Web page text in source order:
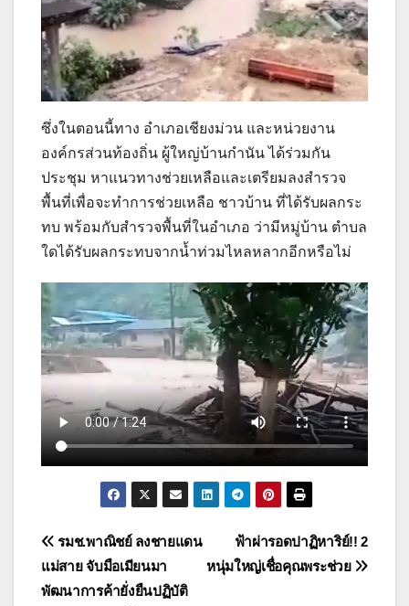
ซึ่งในตอนนี้ทาง อำเภอเชียงม่วน และหน่วยงาน
องค์กรส่วนท้องถิ่น ผู้ใหญ่บ้านกำนัน ได้ร่วมกัน
ประชุม หาแนวทางช่วยเหลือและเตรียมลงสำรวจ
พื้นที่เพื่อจะทำการช่วยเหลือ ชาวบ้าน ที่ได้รับผลกระ
ทบ พร้อมกับสำรวจพื้นที่ในอำเภอ ว่ามีหมู่บ้าน ตำบล
ใดได้รับผลกระทบจากน้ำท่วมไหลหลากอีกหรือไม่
แนะแนว
เรื่อง
ฟ้าผ่ารอดปาฏิหาริย์!! 2
หนุ่มใหญ่เชื่อคุณพระช่วย
รมช.พาณิชย์ ลงชายแดน
แม่สาย จับมือเมียนมา
พัฒนาการค้ายั่งยืนปฏิบัติ